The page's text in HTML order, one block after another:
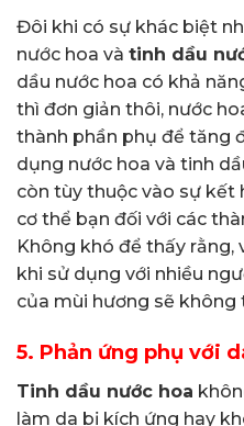
Đôi khi có sự khác biệt
nước hoa và tinh dầu
dầu nước hoa có khả
thì đơn giản thôi, nước
thành phần phụ để tăng
dụng nước hoa và tinh
còn tùy thuộc vào sự kết
cơ thể bạn đối với các
Không khó để thấy
khi sử dụng với nhiều
của mùi hương sẽ không
5. Phản ứng phụ với
Tinh dầu nước hoa
làm da bị kích ứng hay